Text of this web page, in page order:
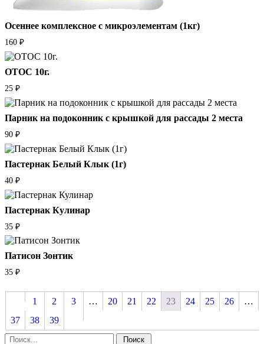
Осеннее комплексное с микроэлементам (1кг)
160 ₽
ОТОС 10г.
25 ₽
Парник на подоконник с крышкой для рассады 2 места
90 ₽
Пастернак Белый Клык (1г)
40 ₽
Пастернак Кулинар
35 ₽
Патисон Зонтик
35 ₽
1 2 3 … 20 21 22 23 24 25 26
…
37
38
39
Поиск: